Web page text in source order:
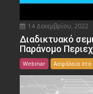
14 Δεκεμβρίου, 2022
Διαδικτυακό
Παράνομο
Webinar Ασφάλεια στο